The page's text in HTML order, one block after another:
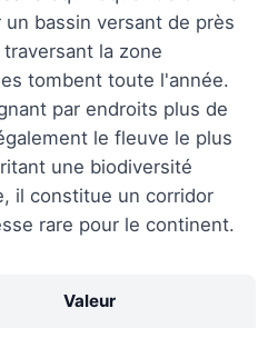
bassin versant de près
la zone
tombent toute l'année.
par endroits plus de
le fleuve le plus
une biodiversité
il constitue un corridor
rare pour le continent.
Valeur